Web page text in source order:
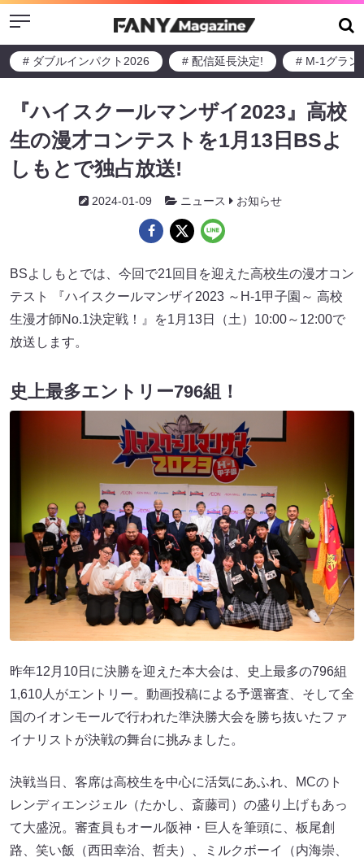
Menu
# ダブルインパクト2026 # 配信延長決定! # M-1グラン
『ハイスクールマンザイ2023』高校
生の漫才コンテストを1月13日BSよ
しもとで独占放送!
2024-01-09 ニュース お知らせ
BSよしもとでは、今回で21回目を迎えた高校生の漫才コン
テスト 『ハイスクールマンザイ2023 ～H-1甲子園～ 高校
生漫才師No.1決定戦！』を1月13日（土）10:00～12:00で
放送します。
史上最多エントリー796組！
昨年12月10日に決勝を迎えた本大会は、史上最多の796組
1,610人がエントリー。動画投稿による予選審査、そして全
国のイオンモールで行われた準決勝大会を勝ち抜いたファ
イナリストが決戦の舞台に挑みました。
決戦当日、客席は高校生を中心に活気にあふれ、MCのト
レンディエンジェル（たかし、斎藤司）の盛り上げもあっ
て大盛況。審査員もオール阪神・巨人を筆頭に、板尾創
路、笑い飯（西田幸治、哲夫）、ミルクボーイ（内海崇、